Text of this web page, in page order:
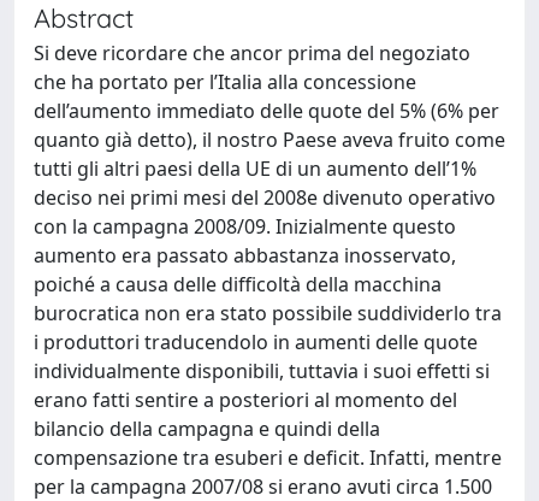
Abstract
Si deve ricordare che ancor prima del negoziato
che ha portato per l’Italia alla concessione
dell’aumento immediato delle quote del 5% (6% per
quanto già detto), il nostro Paese aveva fruito come
tutti gli altri paesi della UE di un aumento dell’1%
deciso nei primi mesi del 2008e divenuto operativo
con la campagna 2008/09. Inizialmente questo
aumento era passato abbastanza inosservato,
poiché a causa delle difficoltà della macchina
burocratica non era stato possibile suddividerlo tra
i produttori traducendolo in aumenti delle quote
individualmente disponibili, tuttavia i suoi effetti si
erano fatti sentire a posteriori al momento del
bilancio della campagna e quindi della
compensazione tra esuberi e deficit. Infatti, mentre
per la campagna 2007/08 si erano avuti circa 1.500